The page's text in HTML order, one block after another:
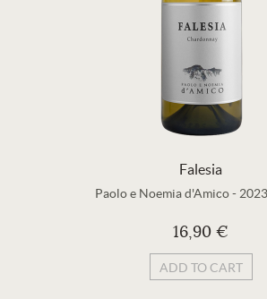
Falesia
Paolo e Noemia d'Amico- 2023
16,90 €
ADD TO CART